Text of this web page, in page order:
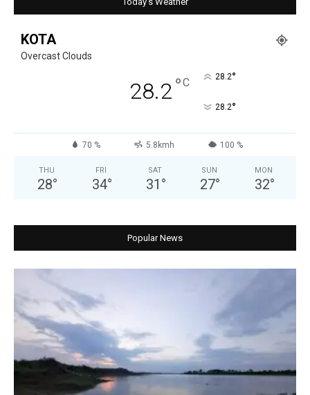
KOTA
Overcast Clouds
28.2°C 28.2°
28.2°
70 % 5.8kmh 100 %
THU
28°
FRI
34°
SAT
31 °
SUN
27°
MON
32°
Popular News